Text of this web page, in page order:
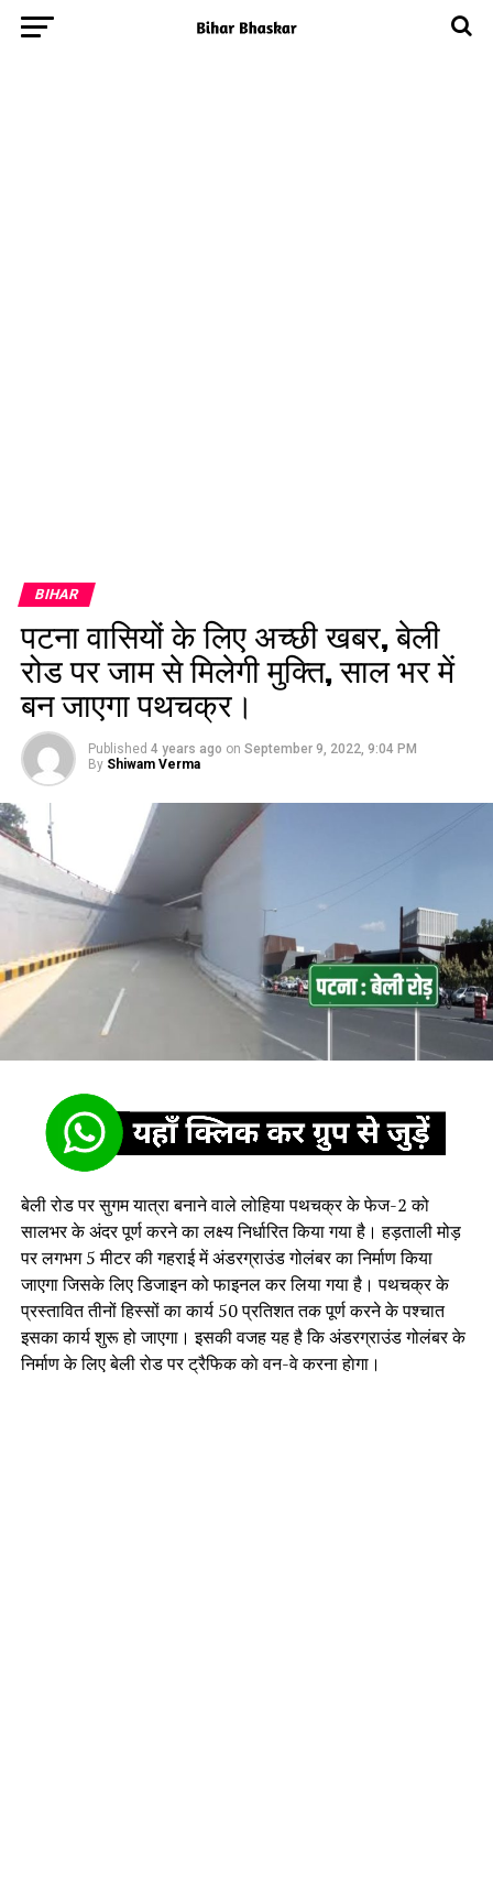
BIHAR
पटना वासियों के लिए अच्छी खबर, बेली
रोड पर जाम से मिलेगी मुक्ति, साल भर में
बन जाएगा पथचक्र।
Published 4 years ago on September 9, 2022, 9:04 PM
By Shiwam Verma
बेली रोड पर सुगम यात्रा बनाने वाले लोहिया पथचक्र के फेज-2 को
सालभर के अंदर पूर्ण करने का लक्ष्य निर्धारित किया गया है। हड़ताली मोड़
पर लगभग 5 मीटर की गहराई में अंडरग्राउंड गोलंबर का निर्माण किया
जाएगा जिसके लिए डिजाइन को फाइनल कर लिया गया है। पथचक्र के
प्रस्तावित तीनों हिस्सों का कार्य 50 प्रतिशत तक पूर्ण करने के पश्चात
इसका कार्य शुरू हो जाएगा। इसकी वजह यह है कि अंडरग्राउंड गोलंबर के
निर्माण के लिए बेली रोड पर ट्रैफिक काे वन-वे करना हाेगा।